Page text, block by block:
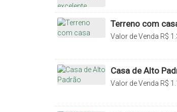
Terreno com
R$
Valor de Venda
Casa de Alto
R$
Valor de Venda